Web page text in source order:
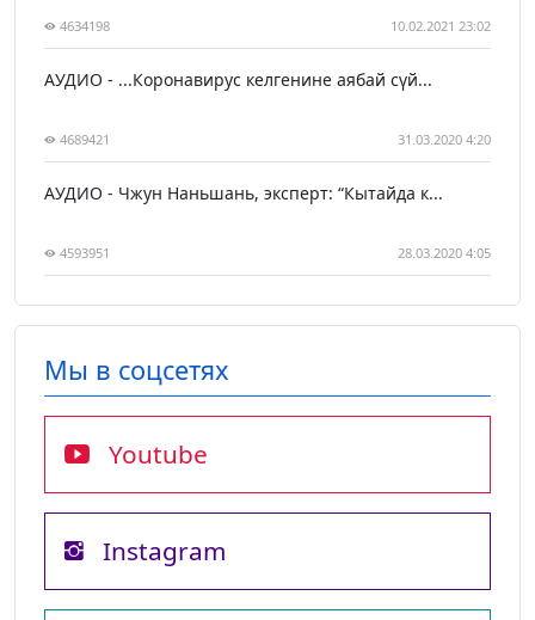
4634198 10.02.2021 23:02
АУДИО - ...Коронавирус келгенине аябай сүй...
4689421 31.03.2020 4:20
АУДИО - Чжун Наньшань, эксперт: “Кытайда к...
4593951 28.03.2020 4:05
Мы в соцсетях
Youtube
Instagram